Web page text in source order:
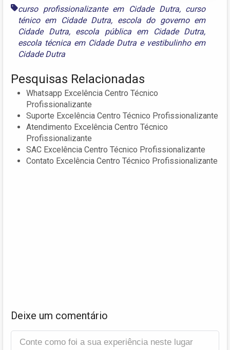
curso profissionalizante em Cidade Dutra, curso
ténico em Cidade Dutra, escola do governo em
Cidade Dutra, escola pública em Cidade Dutra,
escola técnica em Cidade Dutra e vestibulinho em
Cidade Dutra
Pesquisas Relacionadas
Whatsapp Excelência Centro Técnico
Profissionalizante
Suporte Excelência Centro Técnico Profissionalizante
Atendimento Excelência Centro Técnico
Profissionalizante
SAC Excelência Centro Técnico Profissionalizante
Contato Excelência Centro Técnico Profissionalizante
Deixe um comentário